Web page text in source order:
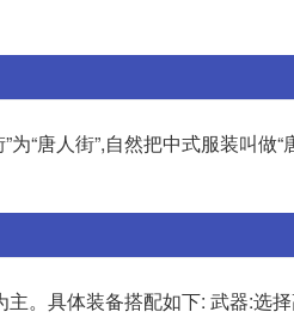
“唐人街”,自然把中式服装叫做“
。具体装备搭配如下: 武器:选